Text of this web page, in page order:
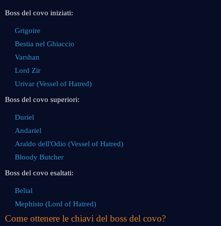
Boss del covo iniziati:
Grigoire
Bestia nel Ghiaccio
Varshan
Lord Zir
Urivar (Vessel of Hatred)
Boss del covo superiori:
Duriel
Andariel
Araldo dell'Odio (Vessel of Hatred)
Bloody Butcher
Boss del covo esaltati:
Belial
Mephisto (Lord of Hatred)
Come ottenere le chiavi del boss del covo?